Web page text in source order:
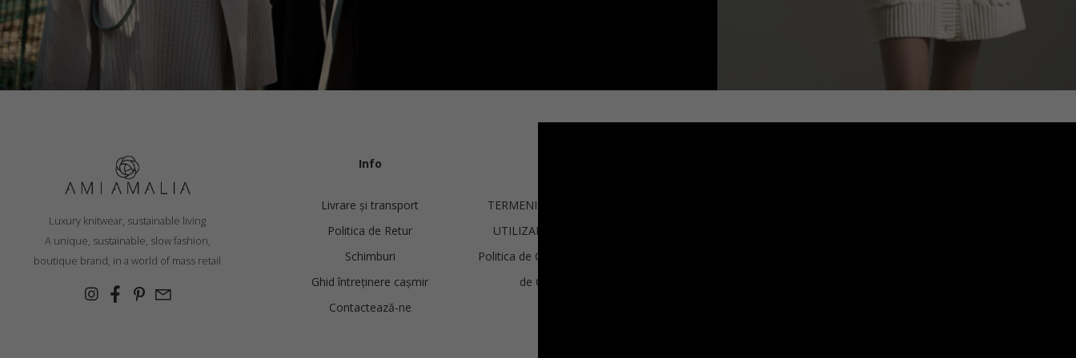
228.78
Mărimi:
Luxury knitwear, sustainable living
A unique, sustainable, slow fashion,
boutique brand, in a world of mass retail
Info
Livrare și transport
Politica de Retur
Schimburi
Ghid întreținere cașmir
Contactează-ne
TERMENI ȘI CONDIȚII DE
UTILIZARE ȘI VÂNZARE
Politica de Confidențialitate și
de Cookie-uri